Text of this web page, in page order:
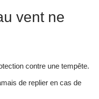
vent ne
contre une tempête.
de replier en cas de